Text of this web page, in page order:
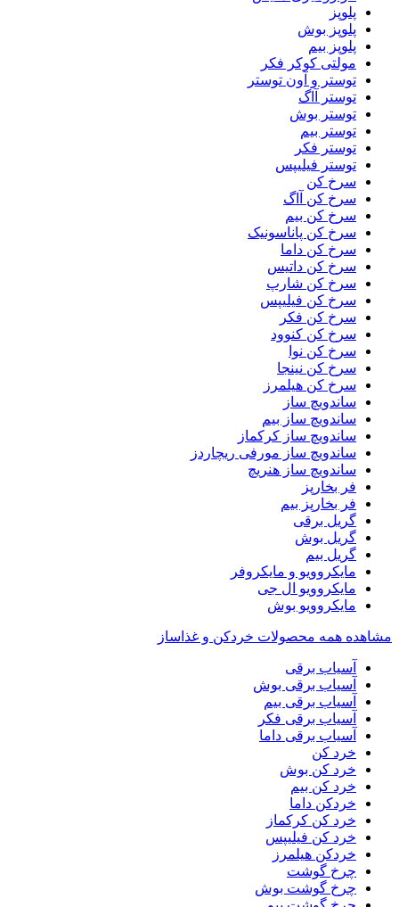
پلوپز
پلوپز بوش
پلوپز بیم
مولتی کوکر فکر
توستر و آون توستر
توستر آاگ
توستر بوش
توستر بیم
توستر فکر
توستر فیلیپس
سرخ کن
سرخ کن آاگ
سرخ کن بیم
سرخ کن پاناسونیک
سرخ کن داما
سرخ کن داتیس
سرخ کن شارپ
سرخ کن فیلیپس
سرخ کن فکر
سرخ کن کنوود
سرخ کن نوا
سرخ کن نینجا
سرخ کن هیلمرز
ساندویچ ساز
ساندویچ ساز بیم
ساندویچ ساز کرکماز
ساندویچ ساز مورفی ریچاردز
ساندویچ ساز هنریچ
فر بخارپز
فر بخارپز بیم
گریل برقی
گریل بوش
گریل بیم
مایکروویو و مایکروفر
مایکروویو ال جی
مایکروویو بوش
مشاهده همه محصولات خردکن و غذاساز
آسیاب برقی
آسیاب برقی بوش
آسیاب برقی بیم
آسیاب برقی فکر
آسیاب برقی داما
خرد کن
خرد کن بوش
خرد کن بیم
خردکن داما
خرد کن کرکماز
خرد کن فیلیپس
خردکن هیلمرز
چرخ گوشت
چرخ گوشت بوش